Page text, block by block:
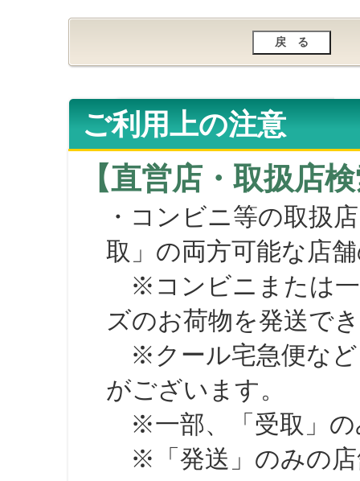
ご利用上の注意
【直営店・取扱店
・コンビニ等の取扱
取」の両方可能な店
※コンビニまたは一
ズのお荷物を発送で
※クール宅急便など
がございます。
※一部、「受取」の
※「発送」のみの店